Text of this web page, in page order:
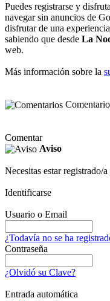
Puedes registrarse y
navegar sin anuncios de
disfrutar de una
sabiendo que desde La
web.
Más información sobre la
Comentar
Aviso
Necesitas estar registrado/
Identificarse
Usuario o Email
¿Todavía no se ha
Contraseña
¿Olvidó su Clave?
Entrada automática